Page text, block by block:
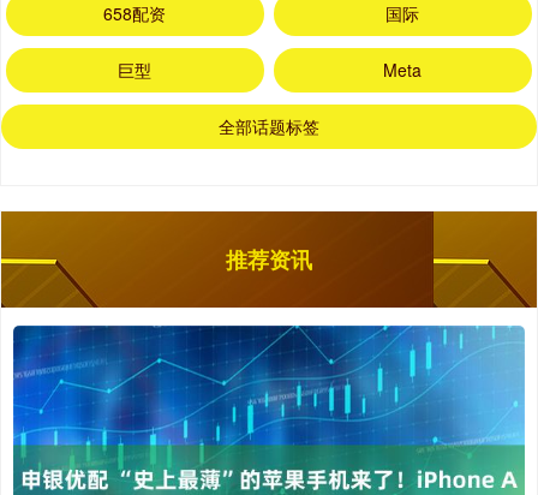
658配资 国际
巨型 Meta
全部话题标签
推荐资讯